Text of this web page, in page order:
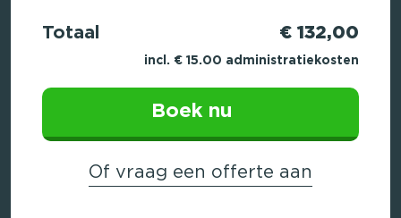
Totaal € 132,00
incl. € 15.00 administratiekosten
Boek nu
Of vraag een offerte aan